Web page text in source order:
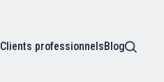
Clients professionnelsBlog